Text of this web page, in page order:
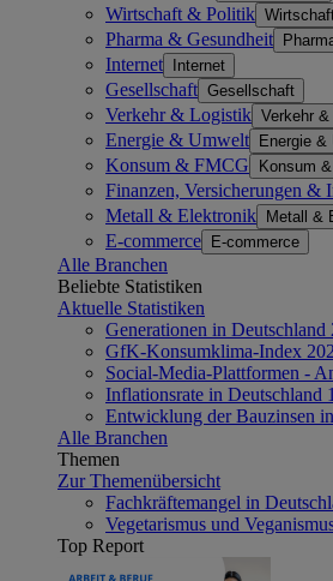
Wirtschaft & Politik
Pharma & Gesundheit
Internet Internet
Gesellschaft Gesellschaft
Verkehr & Logistik Verkehr
Energie & Umwelt Energie &
Konsum & FMCG Konsum
Finanzen, Versicherungen &
Metall & Elektronik Metall &
E-commerce E-commerce
Alle Branchen
Beliebte Statistiken
Aktuelle Statistiken
Generationen in Deutschland
GfK-Konsumklima-Index
Social-Media-Plattformen -
Inflationsrate in Deutschland
Entwicklung der Bauzinsen
Alle Branchen
Themen
Zur Themenübersicht
Fachkräftemangel in
Vegetarismus und
Top Report